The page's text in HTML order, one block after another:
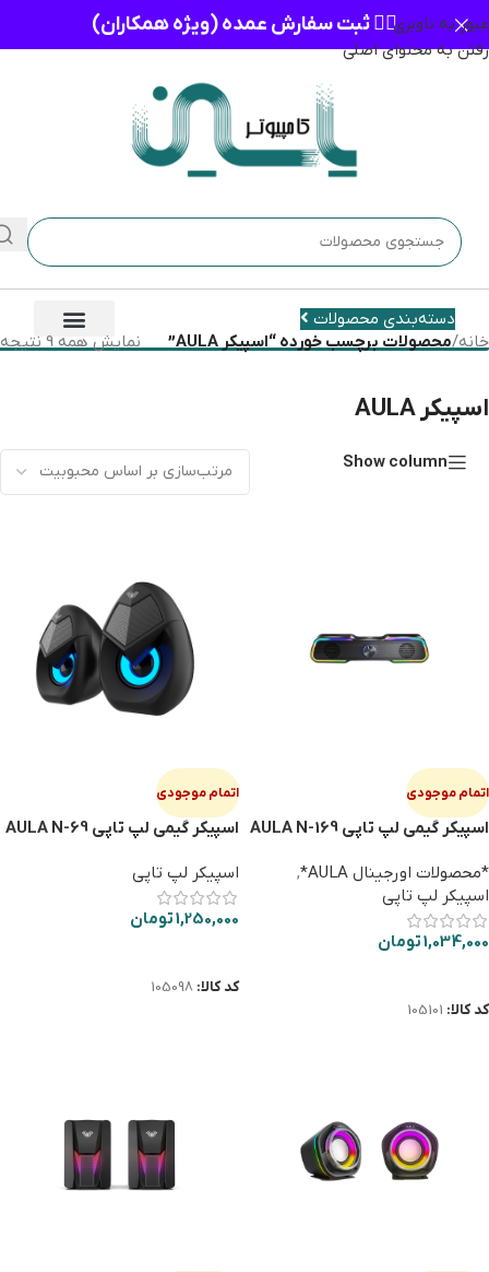
عبور به ناوبری
رفتن به محتوای اصلی
👈🏻 ثبت سفارش عمده (ویژه همکاران)
دسته‌بندی محصولات
خانه/محصولات برچسب خورده “اسپیکر AULA” نمایش همه 9 نتیجه
اسپیکر AULA
Show column
اتمام موجودی
اسپیکر گیمی لپ تاپی AULA N-169
*محصولات اورجینال AULA*
,
اسپیکر لپ تاپی
1,034,000تومان
کد کالا: 105101
اتمام موجودی
اسپیکر گیمی لپ تاپی AULA N-69
اسپیکر لپ تاپی
1,250,000تومان
کد کالا: 105098